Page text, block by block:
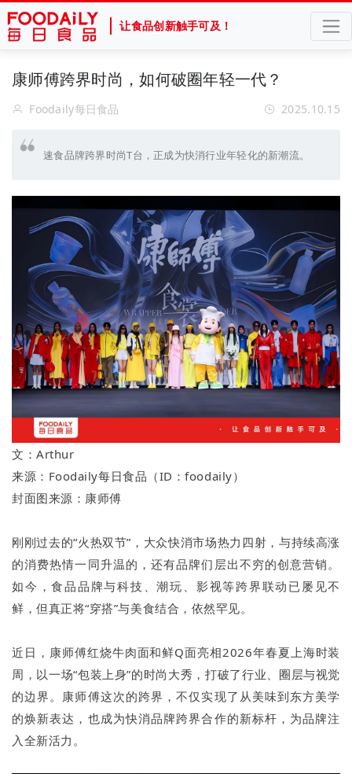
让食品创新触手可及！
康师傅跨界时尚，如何破圈年轻一代？
Foodaily每日食品 2025.10.15
速食品牌跨界时尚T台，正成为快消行业年轻化的新潮流。
文：Arthur
来源：Foodaily每日食品（ID：foodaily）
封面图来源：康师傅
刚刚过去的“火热双节”，大众快消市场热力四射，与持续高涨
的消费热情一同升温的，还有品牌们层出不穷的创意营销。
如今，食品品牌与科技、潮玩、影视等跨界联动已屡见不
鲜，但真正将“穿搭”与美食结合，依然罕见。
近日，康师傅红烧牛肉面和鲜Q面亮相2026年春夏上海时装
周，以一场“包装上身”的时尚大秀，打破了行业、圈层与视觉
的边界。康师傅这次的跨界，不仅实现了从美味到东方美学
的焕新表达，也成为快消品牌跨界合作的新标杆，为品牌注
入全新活力。